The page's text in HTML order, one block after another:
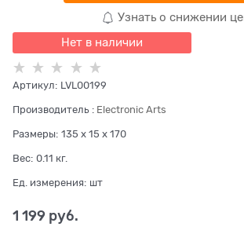
Узнать о снижении
Нет в наличии
Артикул: LVL00199
Производитель : Electronic Arts
Размеры: 135 x 15 x 170
Вес: 0.11 кг.
Ед. измерения: шт
1 199 руб.